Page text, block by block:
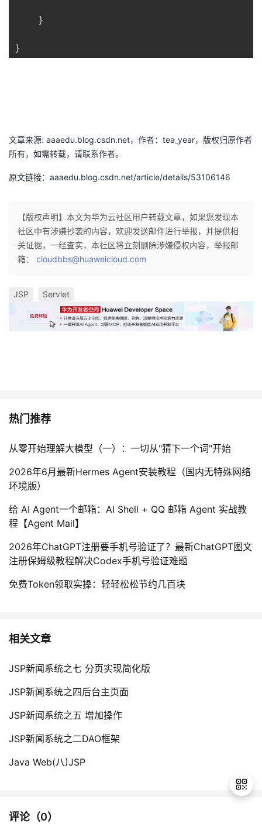
}
}
文章来源: aaaedu.blog.csdn.net，作者：tea_year，版权归原作者
所有，如需转载，请联系作者。
原文链接：aaaedu.blog.csdn.net/article/details/53106146
【版权声明】本文为华为云社区用户转载文章，如果您发现本
社区中有涉嫌抄袭的内容，欢迎发送邮件进行举报，并提供相
关证据，一经查实，本社区将立刻删除涉嫌侵权内容，举报邮
箱： cloudbbs@huaweicloud.com
JSP Servlet
热门推荐
从零开始理解大模型（一）：一切从"猜下一个词"开始
2026年6月最新Hermes Agent安装教程（国内无特殊网络
环境版）
给 AI Agent一个邮箱：AI Shell + QQ 邮箱 Agent 实战教
程【Agent Mail】
2026年ChatGPT注册要手机号验证了？最新ChatGPT图文
注册保姆级教程解决Codex手机号验证难题
免费Token领取实操：轻轻松松节约几百块
相关文章
JSP新闻系统之七 分页实现简化版
JSP新闻系统之四后台主页面
JSP新闻系统之五 增加操作
JSP新闻系统之二DAO框架
Java Web(八)JSP
评论（0）